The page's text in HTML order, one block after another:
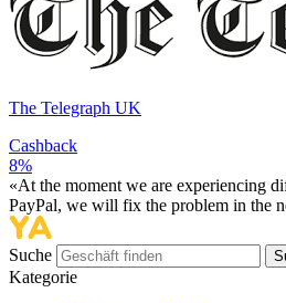
The Telegraph UK
Cashback
8%
«At the moment we are experiencing
PayPal, we will fix the problem in the
Suche
Kategorie